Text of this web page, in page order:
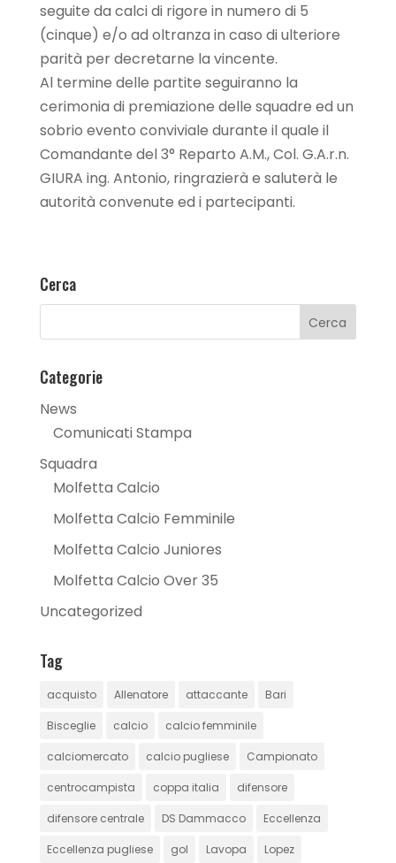
seguite da calci di rigore in numero di 5
(cinque) e/o ad oltranza in caso di ulteriore
parità per decretarne la vincente.
Al termine delle partite seguiranno la
cerimonia di premiazione delle squadre ed un
sobrio evento conviviale durante il quale il
Comandante del 3° Reparto A.M., Col. G.A.r.n.
GIURA ing. Antonio, ringrazierà e saluterà le
autorità convenute ed i partecipanti.
Cerca
Categorie
News
Comunicati Stampa
Squadra
Molfetta Calcio
Molfetta Calcio Femminile
Molfetta Calcio Juniores
Molfetta Calcio Over 35
Uncategorized
Tag
acquisto Allenatore attaccante Bari
Bisceglie calcio calcio femminile
calciomercato calcio pugliese Campionato
centrocampista coppa italia difensore
difensore centrale DS Dammacco Eccellenza
Eccellenza pugliese gol Lavopa Lopez